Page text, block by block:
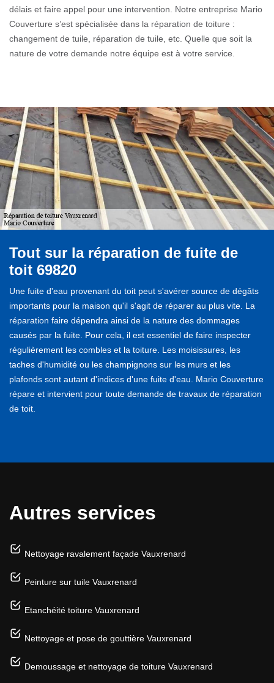
délais et faire appel pour une intervention. Notre entreprise Mario
Couverture s’est spécialisée dans la réparation de toiture :
changement de tuile, réparation de tuile, etc. Quelle que soit la
nature de votre demande notre équipe est à votre service.
Tout sur la réparation de fuite de
toit 69820
Une fuite d'eau provenant du toit peut s'avérer source de dégâts
importants pour la maison qu'il s'agit de réparer au plus vite. La
réparation faire dépendra ainsi de la nature des dommages
causés par la fuite. Pour cela, il est essentiel de faire inspecter
régulièrement les combles et la toiture. Les moisissures, les
taches d'humidité ou les champignons sur les murs et les
plafonds sont autant d'indices d'une fuite d'eau. Mario Couverture
répare et intervient pour toute demande de travaux de réparation
de toit.
Autres services
Nettoyage ravalement façade Vauxrenard
Peinture sur tuile Vauxrenard
Etanchéité toiture Vauxrenard
Nettoyage et pose de gouttière Vauxrenard
Demoussage et nettoyage de toiture Vauxrenard